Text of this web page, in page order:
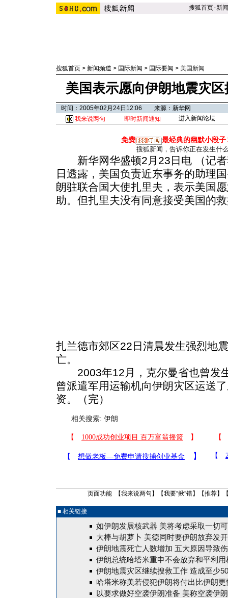
搜狐首页-新闻
搜狐首页 > 新闻频道 > 国际新闻 > 国际要闻 > 美国新闻
美国表示愿向伊朗地震灾
时间：2005年02月24日12:06 来源：新华网
我来说两句
即时新闻通知 进入新闻论坛
免费 最经典的幽默小段子
搜狐新闻，告诉你正在发生什
新华网华盛顿2月23日电 （记者
日透露，美国负责近东事务的助理
朗驻联合国大使扎里夫，表示美国
助。但扎里夫没有同意接受美国的
扎兰德市郊区22日清晨发生强烈地
亡。
2003年12月，克尔曼省也曾发
曾派遣军用运输机向伊朗灾区运送
资。（完）
相关搜索: 伊朗
页面功能 【我来说两句 】【我要“揪”错】【推荐】
■ 相关链接
如伊朗发展核武器 美将考虑采取一切
大棒与胡萝卜 美德同时要伊朗放弃发
伊朗地震死亡人数增加 五大原因导致
伊朗总统哈塔米重申不会放弃和平利用
伊朗地震灾区继续搜救工作 造成至少
哈塔米称美若侵犯伊朗将付出比伊朗
以要求做好空袭伊朗准备 美称空袭伊